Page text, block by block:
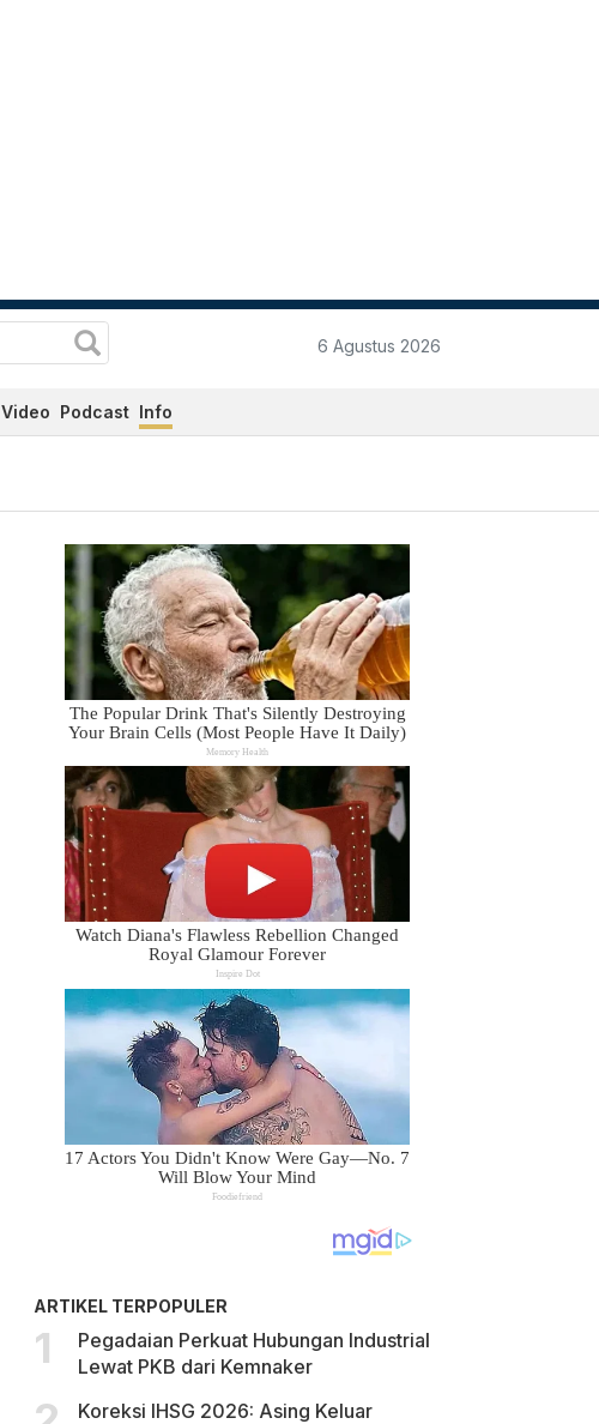
6 Agustus 2026
Video Podcast Info
ARTIKEL TERPOPULER
Pegadaian Perkuat Hubungan Industrial
Lewat PKB dari Kemnaker
Koreksi IHSG 2026: Asing Keluar